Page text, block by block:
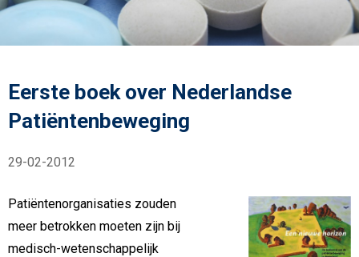
Eerste boek over Nederlandse
Patiëntenbeweging
29-02-2012
Patiëntenorganisaties zouden
meer betrokken moeten zijn bij
medisch-wetenschappelijk